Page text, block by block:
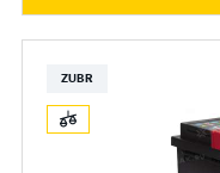
ZUBR